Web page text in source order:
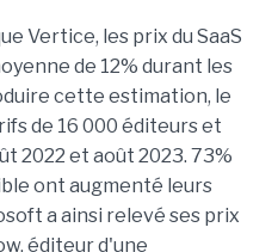
Vertice, les prix du SaaS
de 12% durant les
cette estimation, le
de 16 000 éditeurs et
2022 et août 2023. 73%
ont augmenté leurs
a ainsi relevé ses prix
éditeur d'une